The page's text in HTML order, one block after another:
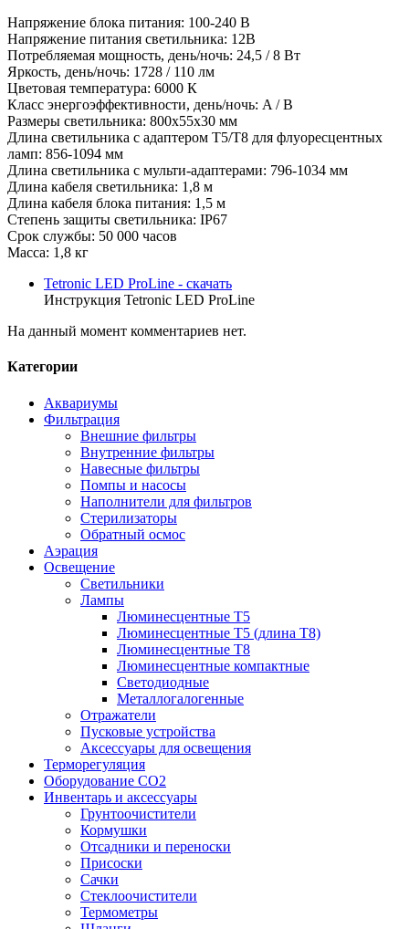
Напряжение блока питания: 100-240 В
Напряжение питания светильника: 12В
Потребляемая мощность, день/ночь: 24,5 / 8 Вт
Яркость, день/ночь: 1728 / 110 лм
Цветовая температура: 6000 К
Класс энергоэффективности, день/ночь: A / B
Размеры светильника: 800x55x30 мм
Длина светильника с адаптером T5/T8 для флуоресцентных
ламп: 856-1094 мм
Длина светильника с мульти-адаптерами: 796-1034 мм
Длина кабеля светильника: 1,8 м
Длина кабеля блока питания: 1,5 м
Степень защиты светильника: IP67
Срок службы: 50 000 часов
Масса: 1,8 кг
Tetronic LED ProLine - скачать
Инструкция Tetronic LED ProLine
На данный момент комментариев нет.
Категории
Аквариумы
Фильтрация
Внешние фильтры
Внутренние фильтры
Навесные фильтры
Помпы и насосы
Наполнители для фильтров
Стерилизаторы
Обратный осмос
Аэрация
Освещение
Светильники
Лампы
Люминесцентные T5
Люминесцентные T5 (длина T8)
Люминесцентные T8
Люминесцентные компактные
Светодиодные
Металлогалогенные
Отражатели
Пусковые устройства
Аксессуары для освещения
Терморегуляция
Оборудование CO2
Инвентарь и аксессуары
Грунтоочистители
Кормушки
Отсадники и переноски
Присоски
Сачки
Стеклоочистители
Термометры